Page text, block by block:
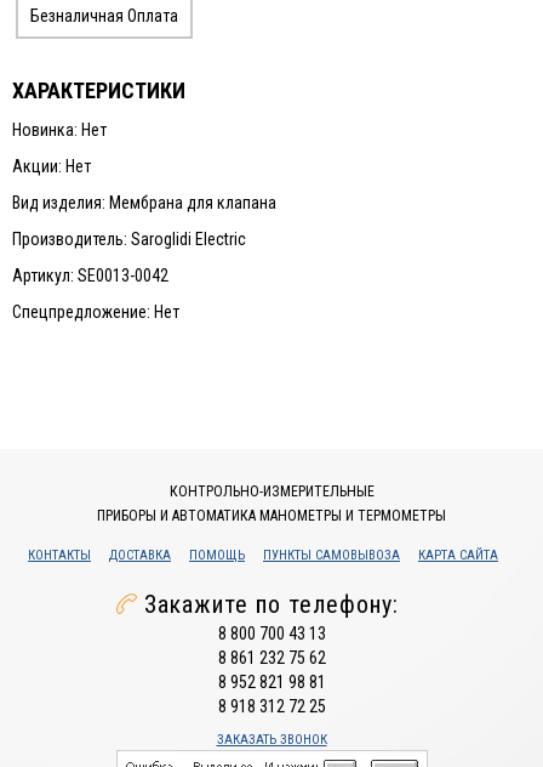
Безналичная Оплата
ХАРАКТЕРИСТИКИ
Новинка: Нет
Акции: Нет
Вид изделия: Мембрана для клапана
Производитель: Saroglidi Electric
Артикул: SE0013-0042
Спецпредложение: Нет
КОНТРОЛЬНО-ИЗМЕРИТЕЛЬНЫЕ
ПРИБОРЫ И АВТОМАТИКА МАНОМЕТРЫ И ТЕРМОМЕТРЫ
КОНТАКТЫ ДОСТАВКА ПОМОЩЬ ПУНКТЫ САМОВЫВОЗА КАРТА САЙТА
Закажите по телефону:
8 800 700 43 13
8 861 232 75 62
8 952 821 98 81
8 918 312 72 25
ЗАКАЗАТЬ ЗВОНОК